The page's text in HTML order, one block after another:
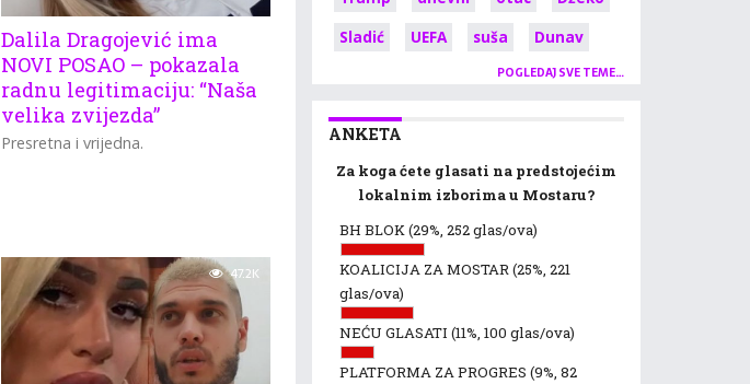
Dalila Dragojević ima
NOVI POSAO – pokazala
radnu legitimaciju: “Naša
velika zvijezda”
Presretna i vrijedna.
47.2K
Sladić
UEFA suša Dunav
POGLEDAJ SVE TEME…
ANKETA
Za koga ćete glasati na predstojećim
lokalnim izborima u Mostaru?
BH BLOK(29%, 252 glas/ova)
KOALICIJA ZA MOSTAR(25%, 221
glas/ova)
NEĆU GLASATI (11%, 100 glas/ova)
PLATFORMA ZA PROGRES (9%, 82